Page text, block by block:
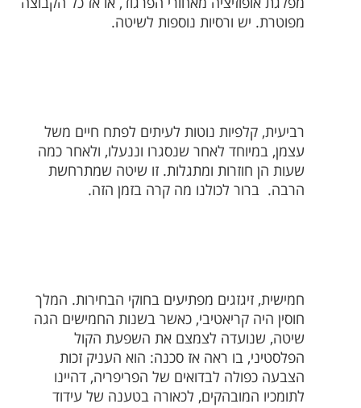
מפוטרת. יש ורסיות נוספות לשיטה.
רביעית, קלפיות נוטות לעיתים לפתח חיים משל
עצמן, במיוחד לאחר שנסגרו וננעלו, ולאחר כמה
שעות הן חוזרות ומתגלות. זו שיטה שמתרחשת
הרבה. ברור לכולנו מה קרה בזמן הזה.
חמישית, זיגזגים מפתיעים בחוקי הבחירות. המלך
חוסין היה קריאטיבי, כאשר בשנות החמישים הגה
שיטה, שנועדה לצמצם את השפעת הקול
הפלסטיני, בו ראה אז סכנה: הוא העניק זכות
הצבעה כפולה לבדואים של הפריפריה, דהיינו
לתומכיו המובהקים, לכאורה בטענה של עידוד